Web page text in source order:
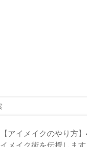
【アイメイクのやり方
イメイク術を伝授します